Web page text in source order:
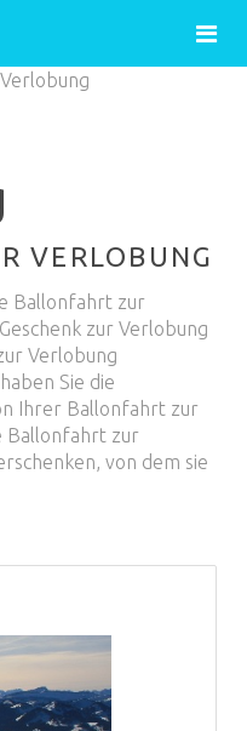
Verlobung
VERLOBUNG
Ballonfahrt zur
zur Verlobung
Verlobung
Sie die
Ihrer Ballonfahrt zur
Ballonfahrt zur
von dem sie